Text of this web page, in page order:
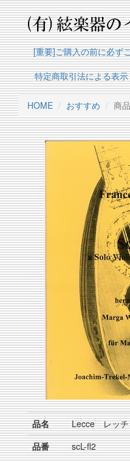
[重要]ご購入の前に必ず
特定商取引法による表示
HOME おすすめ 商
品名
Lecce レッチ
品番
scL-fl2